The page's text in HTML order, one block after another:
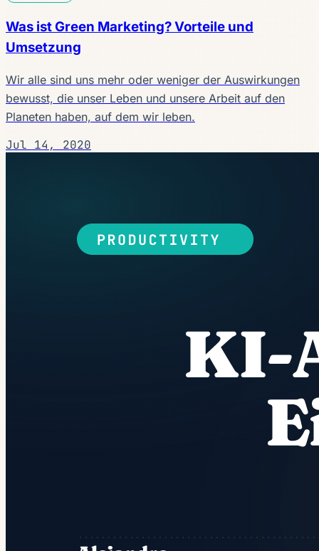
Was ist Green Marketing? Vorteile und
Umsetzung
Wir alle sind uns mehr oder weniger der Auswirkungen
bewusst, die unser Leben und unsere Arbeit auf den
Planeten haben, auf dem wir leben.
Jul 14, 2020